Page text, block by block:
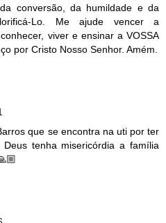
conversão, da humildade e da
Lo. Me ajude vencer a
viver e ensinar a VOSSA
por Cristo Nosso Senhor. Amém.
que se encontra na uti por ter
tenha misericórdia a família